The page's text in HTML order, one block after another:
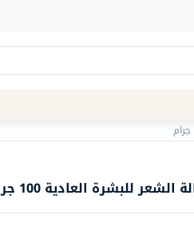
للبشرة العادية 100 جرام